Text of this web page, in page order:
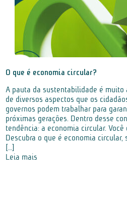
O que é economia circular?
A pauta da sustentabilidade é muito
de diversos aspectos que os
governos podem trabalhar para
próximas gerações. Dentro desse
tendência: a economia circular.
Descubra o que é economia
[…]
Leia mais